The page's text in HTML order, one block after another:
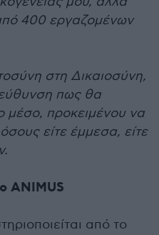
400 εργαζομένων
στη Δικαιοσύνη,
πως θα
μέσο, προκειμένου να
είτε έμμεσα, είτε
ANIMUS
από το